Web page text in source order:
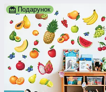
Подарунок